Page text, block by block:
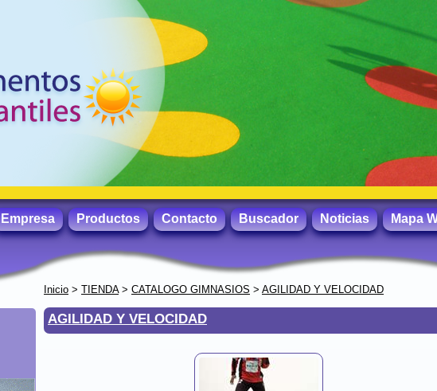
Empresa Productos Contacto Buscador Noticias Mapa
Inicio > TIENDA> CATALOGO GIMNASIOS > AGILIDAD Y VELOCIDAD
AGILIDAD Y VELOCIDAD